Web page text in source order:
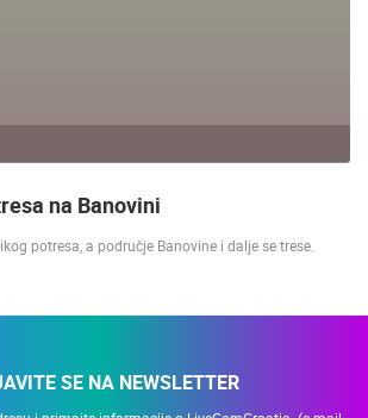
na Banovini
potresa, a područje Banovine i dalje se trese.
SE NA NEWSLETTER